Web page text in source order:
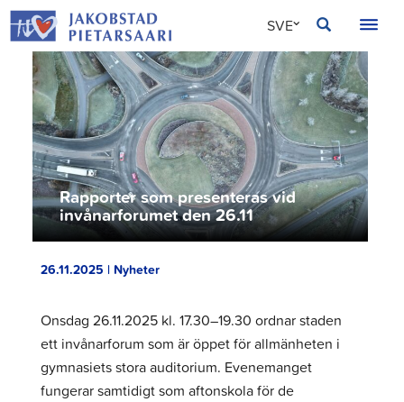
Hoppa
till
innehållet
SVE
FIN
ENG
Rapporter som presenteras vid
invånarforumet den 26.11
26.11.2025 | Nyheter
Onsdag 26.11.2025 kl. 17.30–19.30 ordnar staden
ett invånarforum som är öppet för allmänheten i
gymnasiets stora auditorium. Evenemanget
fungerar samtidigt som aftonskola för de